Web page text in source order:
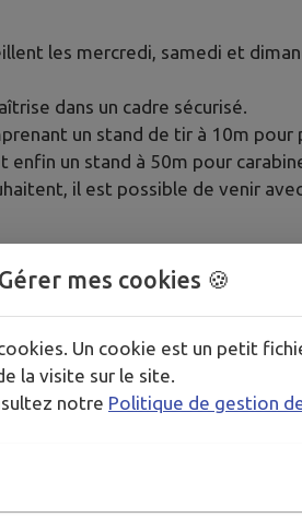
les mercredi, samedi et
dans un cadre sécurisé.
un stand de tir à 10m pour
un stand à 50m pour
il est possible de venir
Gérer mes cookies 🍪
Un cookie est un petit
la visite sur le site.
notre Politique de gestion